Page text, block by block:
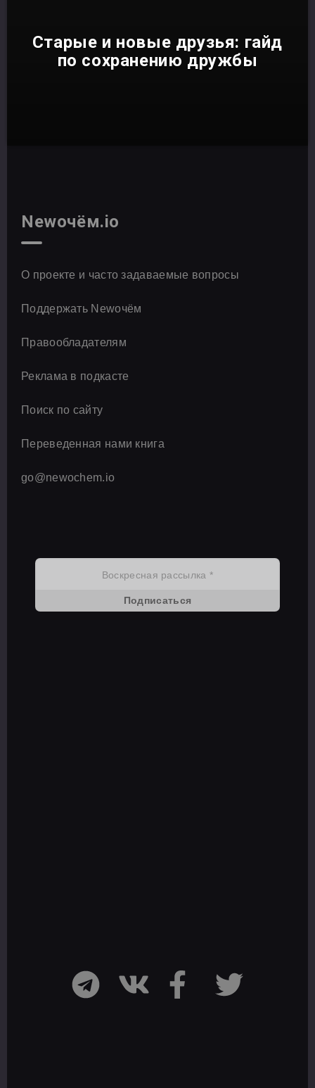
Старые и новые друзья: гайд
по сохранению дружбы
Newочём.io
О проекте и часто задаваемые вопросы
Поддержать Newочём
Правообладателям
Реклама в подкасте
Поиск по сайту
Переведенная нами книга
go@newochem.io